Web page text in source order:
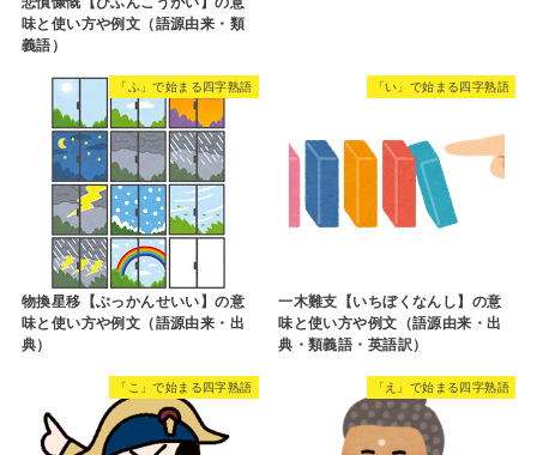
味と使い方や例文（語源由来・類
義語）
「ふ」で始まる四字熟語
物換星移【ぶっかんせいい】の意
味と使い方や例文（語源由来・出
典）
「い」で始まる四字熟語
一木難支【いちぼくなんし】の意
味と使い方や例文（語源由来・出
典・類義語・英語訳）
「こ」で始まる四字熟語 「え」で始まる四字熟語